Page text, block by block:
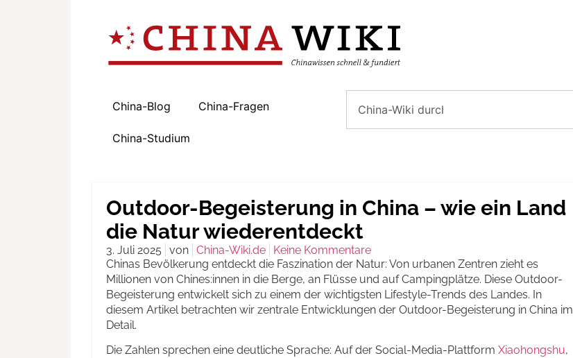
China-Blog China-Fragen
China-Studium
Outdoor-Begeisterung in China – wie ein Land
die Natur wiederentdeckt
3. Juli 2025 von China-Wiki.de
Keine Kommentare
Chinas Bevölkerung entdeckt die Faszination der Natur: Von urbanen Zentren zieht es
Millionen von Chines:innen in die Berge, an Flüsse und auf Campingplätze. Diese Outdoor-
Begeisterung entwickelt sich zu einem der wichtigsten Lifestyle-Trends des Landes. In
diesem Artikel betrachten wir zentrale Entwicklungen der Outdoor-Begeisterung in China im
Detail.
Die Zahlen sprechen eine deutliche Sprache: Auf der Social-Media-Plattform Xiaohongshu,